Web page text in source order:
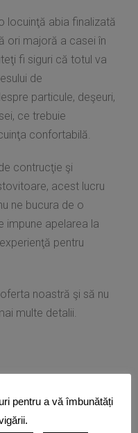
locuinţă abia finalizată
ori majoră a casei în
fi siguri că totul va
de
particule, deşeuri,
ce trebuie
confortabilă.
contrucţie şi
acest lucru
ne bucura de o
impune apelarea la
pentru
noastră şi să nu
multe detalii.
pentru a vă îmbunătăți